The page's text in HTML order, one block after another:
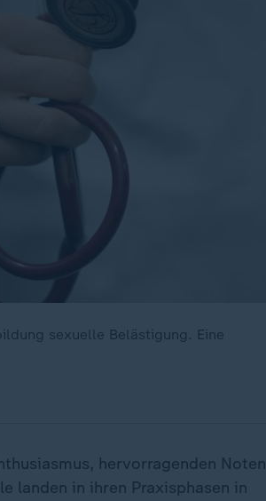
sexuelle Belästigung. Eine
hervorragenden Noten
landen in ihren Praxisphasen in